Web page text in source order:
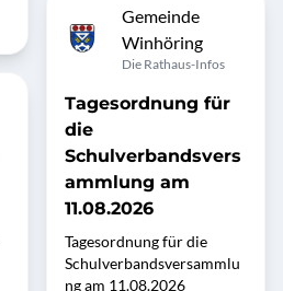
Gemeinde
Winhöring
Die Rathaus-Infos
Tagesordnung für
die
Schulverbandsvers
ammlung am
11.08.2026
Tagesordnung für die
Schulverbandsversammlu
ng am 11.08.2026